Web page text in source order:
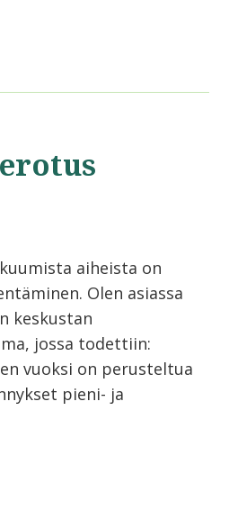
aiheista on
Olen asiassa
keskustan
jossa todettiin:
vuoksi on perusteltua
pieni- ja